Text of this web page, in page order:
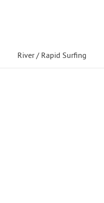
River / Rapid Surfing